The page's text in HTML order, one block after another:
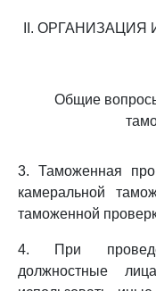
II.
Общие
3. Таможенная
камеральной
таможенной
4. При
должностные